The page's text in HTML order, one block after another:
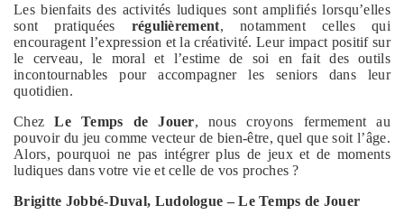
Les bienfaits des activités ludiques sont amplifiés lorsqu’elles
sont pratiquées régulièrement, notamment celles qui
encouragent l’expression et la créativité. Leur impact positif sur
le cerveau, le moral et l’estime de soi en fait des outils
incontournables pour accompagner les seniors dans leur
quotidien.
ChezLe Temps de Jouer, nous croyons fermement au
pouvoir du jeu comme vecteur de bien-être, quel que soit l’âge.
Alors, pourquoi ne pas intégrer plus de jeux et de moments
ludiques dans votre vie et celle de vos proches ?
Brigitte Jobbé-Duval, Ludologue – Le Temps de Jouer